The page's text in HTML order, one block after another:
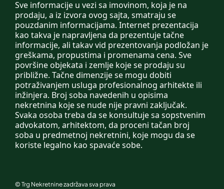
Sve informacije u vezi sa imovinom, koja je na
prodaju, a iz izvora ovog sajta, smatraju se
pouzdanim informacijama. Internet prezentacija
kao takva je napravljena da prezentuje tačne
informacije, ali takav vid prezentovanja podložan je
greškama, propustima i promenama cena. Sve
površine objekata i zemlje koje se prodaju su
približne. Tačne dimenzije se mogu dobiti
potraživanjem usluga profesionalnog arhitekte ili
inžinjera. Broj soba navedenih u opisima
nekretnina koje se nude nije pravni zaključak.
Svaka osoba treba da se konsultuje sa sopstvenim
advokatom, arhitektom, da proceni tačan broj
soba u predmetnoj nekretnini, koje mogu da se
koriste legalno kao spavaće sobe.
© Trg Nekretninezadržava sva prava